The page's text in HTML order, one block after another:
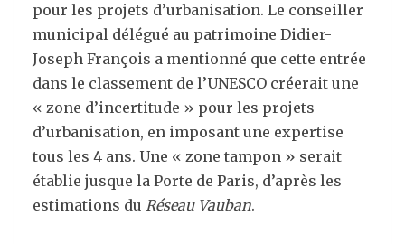
pour les projets d’urbanisation. Le conseiller
municipal délégué au patrimoine Didier-
Joseph François a mentionné que cette entrée
dans le classement de l’UNESCO créerait une
« zone d’incertitude » pour les projets
d’urbanisation, en imposant une expertise
tous les 4 ans. Une « zone tampon » serait
établie jusque la Porte de Paris, d’après les
estimations du Réseau Vauban.